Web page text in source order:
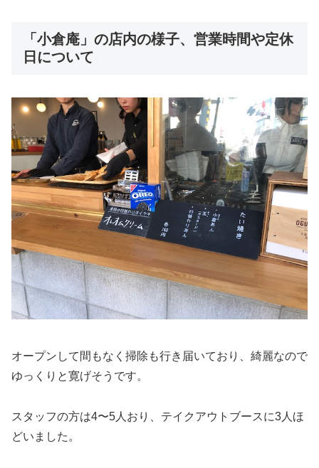
「小倉庵」の店内の様子、営業時間や定休
日について
オープンして間もなく掃除も行き届いており、綺麗なので
ゆっくりと寛げそうです。
スタッフの方は4〜5人おり、テイクアウトブースに3人ほ
どいました。